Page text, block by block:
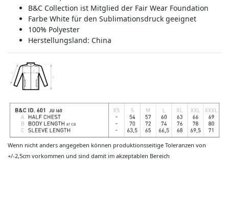
B&C Collection ist Mitglied der Fair Wear Foundation
Farbe White für den Sublimationsdruck geeignet
100% Polyester
Herstellungsland: China
Wenn nicht anders angegeben können produktionsseitige Toleranzen von
+/-2,5cm vorkommen und sind damit im akzeptablen Bereich